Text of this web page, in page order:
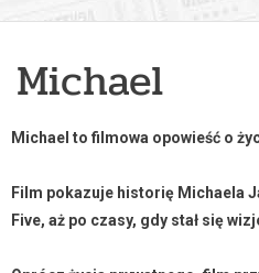
Michael
Michael to filmowa opowieść o
Film pokazuje historię Michaela
Five, aż po czasy, gdy stał się